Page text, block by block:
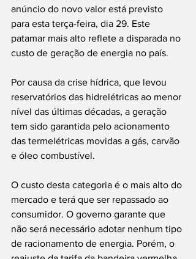
anúncio do novo valor está previsto
para esta terça-feira, dia 29. Este
patamar mais alto reflete a disparada no
custo de geração de energia no país.
Por causa da crise hídrica, que levou
reservatórios das hidrelétricas ao menor
nível das últimas décadas, a geração
tem sido garantida pelo acionamento
das termelétricas movidas a gás, carvão
e óleo combustível.
O custo desta categoria é o mais alto do
mercado e terá que ser repassado ao
consumidor. O governo garante que
não será necessário adotar nenhum tipo
de racionamento de energia. Porém, o